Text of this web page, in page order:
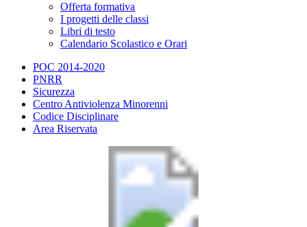
Offerta formativa
I progetti delle classi
Libri di testo
Calendario Scolastico e Orari
POC 2014-2020
PNRR
Sicurezza
Centro Antiviolenza Minorenni
Codice Disciplinare
Area Riservata